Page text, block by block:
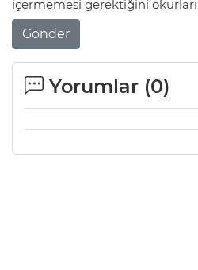
içermemesi gerektiğini
Gönder
Yorumlar (0)